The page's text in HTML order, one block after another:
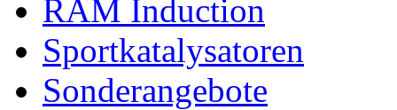
RAM Induction
Sportkatalysatoren
Sonderangebote